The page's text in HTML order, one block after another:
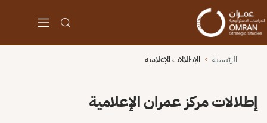
الرئيسية › الإطلالات الإعلامية
إطلالات مركز عمران الإعلامية